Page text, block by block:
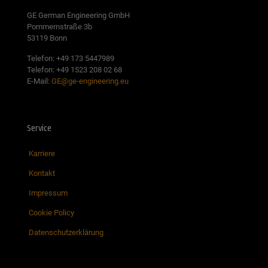
GE German Engineering GmbH
Pommernstraße 3b
53119 Bonn
Telefon: +49 173 5447989
Telefon: +49 1523 208 02 68
E-Mail: GE@ge-engineering.eu
Service
Karriere
Kontakt
Impressum
Cookie Policy
Datenschutzerklärung